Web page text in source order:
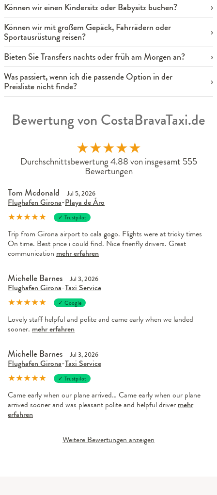
Können wir einen Kindersitz oder Babysitz buchen?
Können wir mit großem Gepäck, Fahrrädern oder
Sportausrüstung reisen?
Bieten Sie Transfers nachts oder früh am Morgen an?
Was passiert, wenn ich die passende Option in der
Preisliste nicht finde?
Bewertung von CostaBravaTaxi.de
★★★★★
Durchschnittsbewertung 4.88 von insgesamt 555
Bewertungen
Tom Mcdonald Jul 5, 2026
Flughafen Girona-Playa de Áro
★★★★★ ✓ Trustpilot
Trip from Girona airport to cala gogo. Flights were at tricky times
On time. Best price i could find. Nice frienfly drivers. Great
communication mehr erfahren
Michelle Barnes Jul 3, 2026
Flughafen Girona-Taxi Service
★★★★★ ✓ Google
Lovely staff helpful and polite and came early when we landed
sooner. mehr erfahren
Michelle Barnes Jul 3, 2026
Flughafen Girona-Taxi Service
★★★★★ ✓ Trustpilot
Came early when our plane arrived… Came early when our plane
arrived sooner and was pleasant polite and helpful driver mehr
erfahren
Weitere Bewertungen anzeigen